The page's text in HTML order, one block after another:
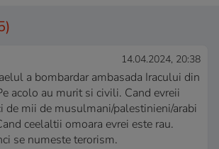
14.04.2024, 20:38
a bombardar ambasada Iracului din
acolo au murit si civili. Cand evreii
de mii de musulmani/palestinieni/arabi
ceelaltii omoara evrei este rau.
se numeste terorism.